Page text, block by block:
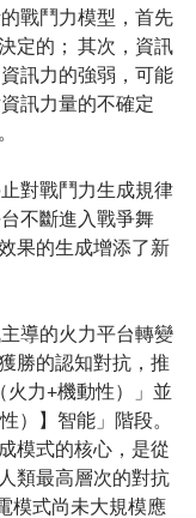
戰鬥力模型，首先
定的； 其次，資訊
訊力的強弱，可能
訊力量的不確定
對戰鬥力生成規律
不斷進入戰爭舞
果的生成增添了新
導的火力平台轉變
勝的認知對抗，推
力+機動性）」並
）】智能」階段。
模式的核心，是從
類最高層次的對抗
模式尚未大規模應